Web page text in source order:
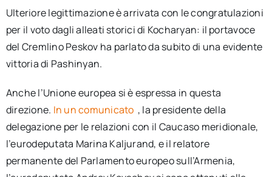
Ulteriore legittimazione è arrivata con le congratulazioni
per il voto dagli alleati storici di Kocharyan: il portavoce
del Cremlino Peskov ha parlato da subito di una evidente
vittoria di Pashinyan.
Anche l’Unione europea si è espressa in questa
direzione. In un comunicato , la presidente della
delegazione per le relazioni con il Caucaso meridionale,
l’eurodeputata Marina Kaljurand, e il relatore
permanente del Parlamento europeo sull’Armenia,